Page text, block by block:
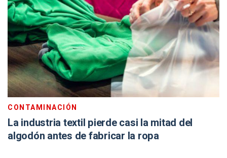
CONTAMINACIÓN
La industria textil pierde casi la mitad del
algodón antes de fabricar la ropa